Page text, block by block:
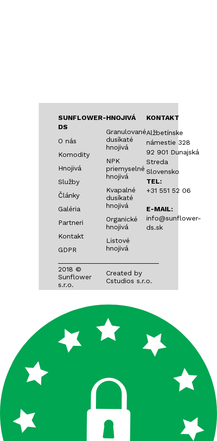
SUNFLOWER-
DS
O nás
Komodity
Hnojivá
Služby
Články
Galéria
Partneri
Kontakt
GDPR
HNOJIVÁ
Granulované
dusíkaté
hnojivá
NPK
priemyselné
hnojivá
Kvapalné
dusíkaté
hnojivá
Organické
hnojivá
Listové
hnojivá
KONTAKT
Alžbetínske
námestie 328
92 901 Dunajská
Streda
Slovensko
TEL:
+31 551 52 06
E-MAIL:
info@sunflower-
ds.sk
2018 ©
Sunflower
s.r.o.
Created by
Cstudios s.r.o.